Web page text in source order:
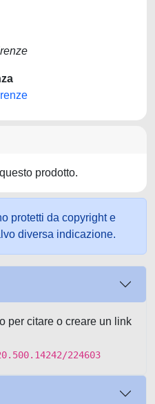
prodotto.
protetti da copyright e
diversa indicazione.
per citare o creare un link
224603